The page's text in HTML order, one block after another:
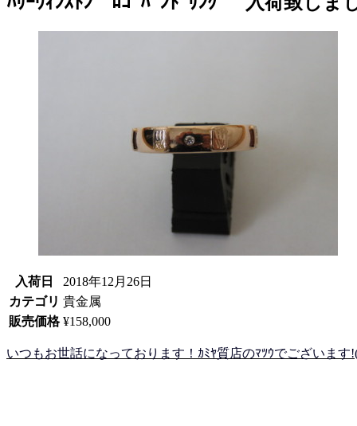
入荷日
2018年12月26日
カテゴリ 貴金属
販売価格 ¥158,000
いつもお世話になっております！ｶﾐﾔ質店のﾏﾂｳでございます